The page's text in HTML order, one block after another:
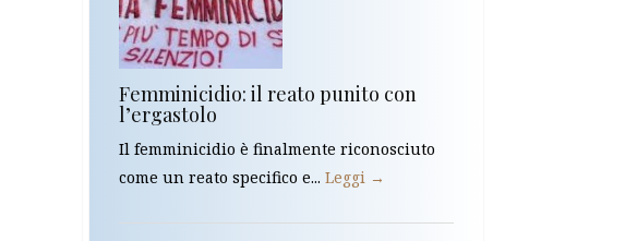
Femminicidio: il reato punito con
l’ergastolo
Il femminicidio è finalmente riconosciuto
come un reato specifico e... Leggi →